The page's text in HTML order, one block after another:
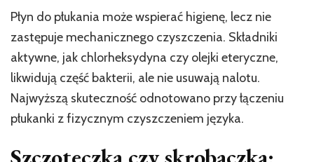
Płyn do płukania może wspierać higienę, lecz nie
zastępuje mechanicznego czyszczenia. Składniki
aktywne, jak chlorheksydyna czy olejki eteryczne,
likwidują część bakterii, ale nie usuwają nalotu.
Najwyższą skuteczność odnotowano przy łączeniu
płukanki z fizycznym czyszczeniem języka.